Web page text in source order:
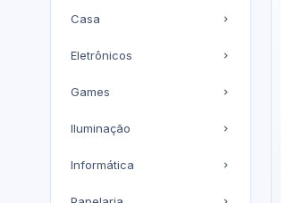
Casa
Eletrônicos
Games
Iluminação
Informática